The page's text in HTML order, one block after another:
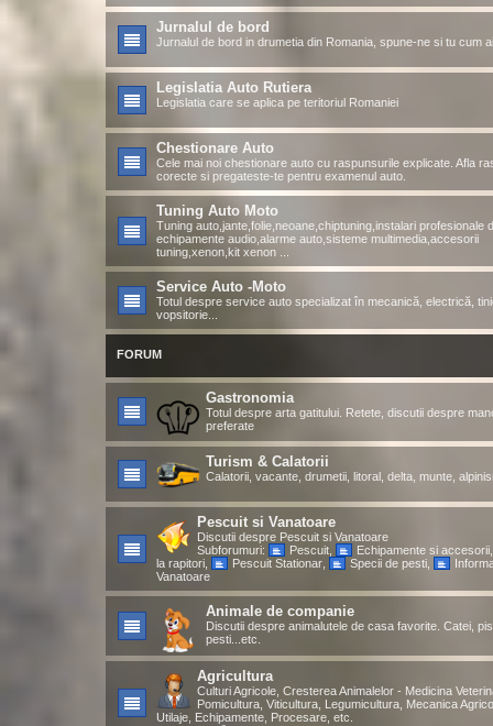
Jurnalul de bord
Jurnalul de bord in drumetia din Romania, spune-ne si tu cum
Legislatia Auto Rutiera
Legislatia care se aplica pe teritoriul Romaniei
Chestionare Auto
Cele mai noi chestionare auto cu raspunsurile explicate. Afla
corecte si pregateste-te pentru examenul auto.
Tuning Auto Moto
Tuning auto,jante,folie,neoane,chiptuning,instalari profesionale
echipamente audio,alarme auto,sisteme multimedia,accesorii
tuning,xenon,kit xenon ...
Service Auto -Moto
Totul despre service auto specializat în mecanică, electrică,
vopsitorie...
FORUM
Gastronomia
Totul despre arta gatitului. Retete, discutii despre
preferate
Turism & Calatorii
Calatorii, vacante, drumetii, litoral, delta, munte,
Pescuit si Vanatoare
Discutii despre Pescuit si Vanatoare
Subforumuri:
Pescuit, Echipamente si accesorii,
la rapitori
Pescuit Stationar, Specii de pesti,
Vanatoare
Animale de companie
Discutii despre animalutele de casa favorite. Catei,
pesti...etc.
Agricultura
Culturi Agricole, Cresterea Animalelor - Medicina
Pomicultura, Viticultura, Legumicultura, Mecanica
Utilaje, Echipamente, Procesare, etc.